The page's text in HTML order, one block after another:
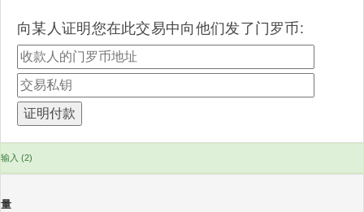
向某人证明您在此交易中向他们发了门罗币:
输入 (2)
量